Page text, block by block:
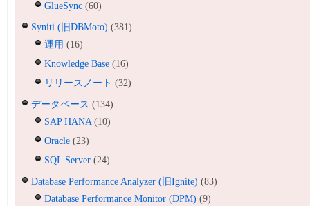
GlueSync (60)
Syniti (旧DBMoto) (381)
運用 (16)
Knowledge Base (16)
リリースノート (32)
データベース (134)
SAP HANA(10)
Oracle (23)
SQL Server (24)
Database Performance Analyzer (旧Ignite) (83)
Database Performance Monitor (DPM) (9)